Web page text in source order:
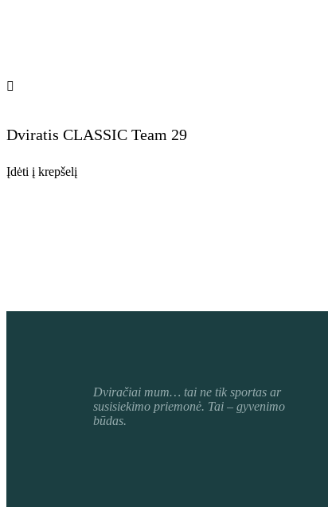
Dviratis CLASSIC Team 29
Įdėti į krepšelį
Dviračiai mum… tai ne tik sportas ar
susisiekimo priemonė. Tai – gyvenimo
būdas.